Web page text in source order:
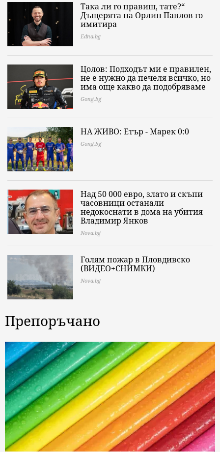
Така ли го правиш, тате?“
Дъщерята на Орлин Павлов го
имитира
Edna.bg
Цолов: Подходът ми е правилен,
не е нужно да печеля всичко, но
има още какво да подобряваме
Gong.bg
НА ЖИВО: Етър - Марек 0:0
Gong.bg
Над 50 000 евро, злато и скъпи
часовници останали
недокоснати в дома на убития
Владимир Янков
Nova.bg
Голям пожар в Пловдивско
(ВИДЕО+СНИМКИ)
Nova.bg
Препоръчано